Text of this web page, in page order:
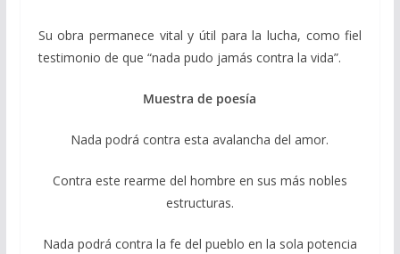
Su obra permanece vital y útil para la lucha, como fiel
testimonio de que “nada pudo jamás contra la vida”.
Muestra de poesía
Nada podrá contra esta avalancha del amor.
Contra este rearme del hombre en sus más nobles
estructuras.
Nada podrá contra la fe del pueblo en la sola potencia